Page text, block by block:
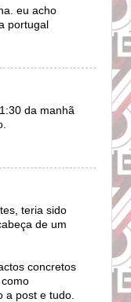
eu acho
portugal
da manhã
teria sido
de um
concretos
a post e tudo.